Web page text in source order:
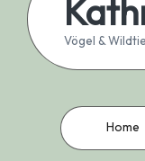
Vögel &
Home